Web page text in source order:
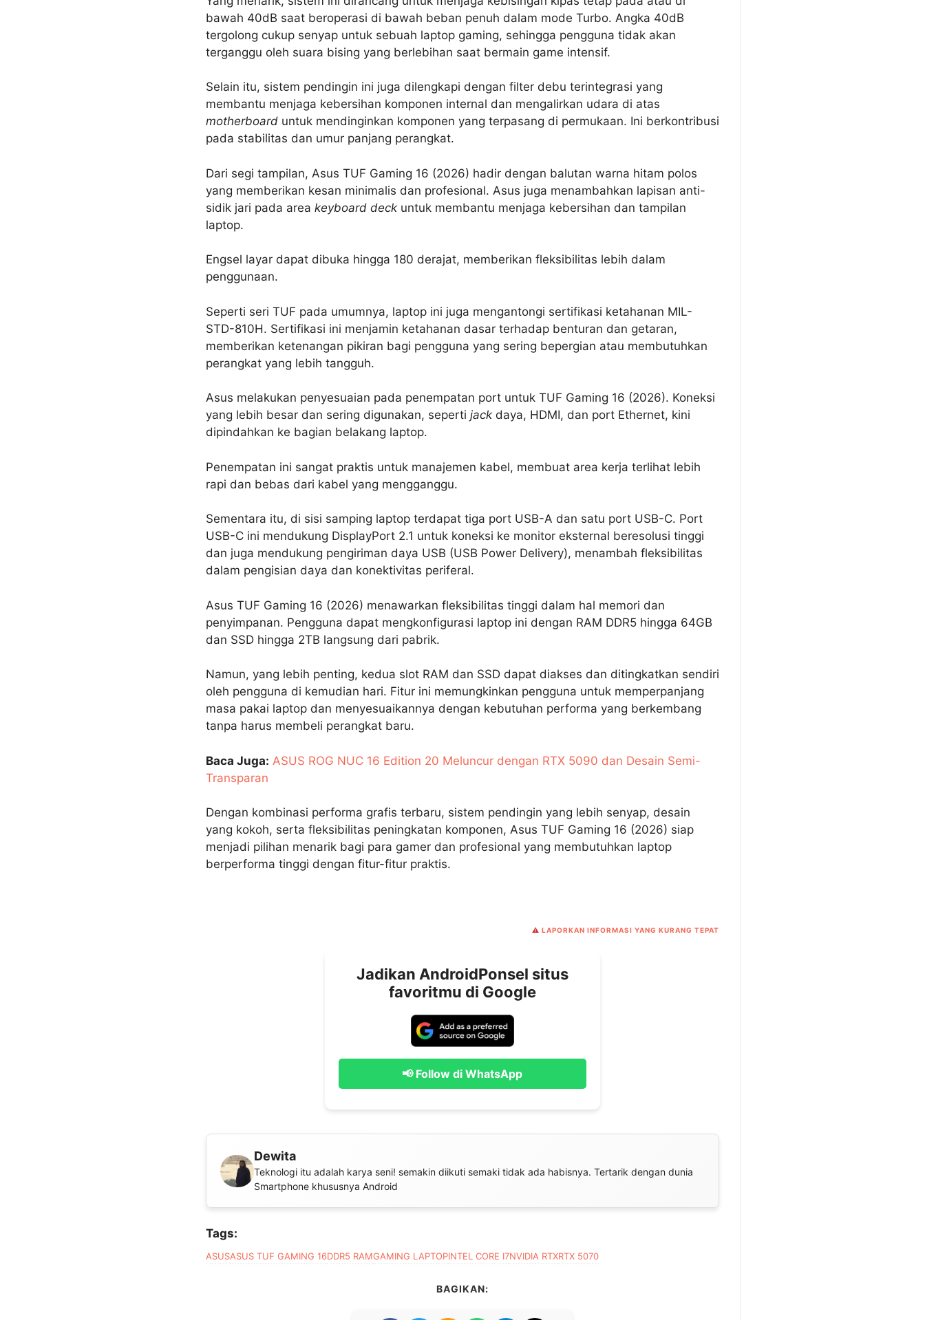
bawah 40dB saat beroperasi di bawah beban penuh dalam mode Turbo. Angka 40dB
tergolong cukup senyap untuk sebuah laptop gaming, sehingga pengguna tidak akan
terganggu oleh suara bising yang berlebihan saat bermain game intensif.
Selain itu, sistem pendingin ini juga dilengkapi dengan filter debu terintegrasi yang
membantu menjaga kebersihan komponen internal dan mengalirkan udara di atas
motherboarduntuk mendinginkan komponen yang terpasang di permukaan. Ini berkontribusi
pada stabilitas dan umur panjang perangkat.
Dari segi tampilan, Asus TUF Gaming 16 (2026) hadir dengan balutan warna hitam polos
yang memberikan kesan minimalis dan profesional. Asus juga menambahkan lapisan anti-
sidik jari pada area keyboard deckuntuk membantu menjaga kebersihan dan tampilan
laptop.
Engsel layar dapat dibuka hingga 180 derajat, memberikan fleksibilitas lebih dalam
penggunaan.
Seperti seri TUF pada umumnya, laptop ini juga mengantongi sertifikasi ketahanan MIL-
STD-810H. Sertifikasi ini menjamin ketahanan dasar terhadap benturan dan getaran,
memberikan ketenangan pikiran bagi pengguna yang sering bepergian atau membutuhkan
perangkat yang lebih tangguh.
Asus melakukan penyesuaian pada penempatan port untuk TUF Gaming 16 (2026). Koneksi
yang lebih besar dan sering digunakan, seperti jackdaya, HDMI, dan port Ethernet, kini
dipindahkan ke bagian belakang laptop.
Penempatan ini sangat praktis untuk manajemen kabel, membuat area kerja terlihat lebih
rapi dan bebas dari kabel yang mengganggu.
Sementara itu, di sisi samping laptop terdapat tiga port USB-A dan satu port USB-C. Port
USB-C ini mendukung DisplayPort 2.1 untuk koneksi ke monitor eksternal beresolusi tinggi
dan juga mendukung pengiriman daya USB (USB Power Delivery), menambah fleksibilitas
dalam pengisian daya dan konektivitas periferal.
Asus TUF Gaming 16 (2026) menawarkan fleksibilitas tinggi dalam hal memori dan
penyimpanan. Pengguna dapat mengkonfigurasi laptop ini dengan RAM DDR5 hingga 64GB
dan SSD hingga 2TB langsung dari pabrik.
Namun, yang lebih penting, kedua slot RAM dan SSD dapat diakses dan ditingkatkan sendiri
oleh pengguna di kemudian hari. Fitur ini memungkinkan pengguna untuk memperpanjang
masa pakai laptop dan menyesuaikannya dengan kebutuhan performa yang berkembang
tanpa harus membeli perangkat baru.
Baca Juga: ASUS ROG NUC 16 Edition 20 Meluncur dengan RTX 5090 dan Desain Semi-
Transparan
Dengan kombinasi performa grafis terbaru, sistem pendingin yang lebih senyap, desain
yang kokoh, serta fleksibilitas peningkatan komponen, Asus TUF Gaming 16 (2026) siap
menjadi pilihan menarik bagi para gamer dan profesional yang membutuhkan laptop
berperforma tinggi dengan fitur-fitur praktis.
⚠️ LAPORKAN INFORMASI YANG KURANG TEPAT
Jadikan AndroidPonsel situs
favoritmu di Google
📢 Follow di WhatsApp
Dewita
Teknologi itu adalah karya seni! semakin diikuti semaki tidak ada habisnya. Tertarik dengan dunia
Smartphone khususnya Android
Tags:
ASUSASUS TUF GAMING 16DDR5 RAMGAMING LAPTOPINTEL CORE I7NVIDIA RTXRTX 5070
BAGIKAN: